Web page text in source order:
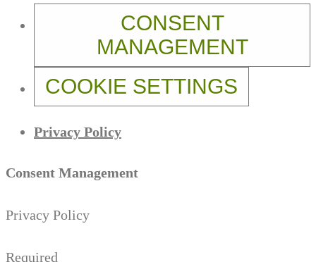
CONSENT
MANAGEMENT
COOKIE SETTINGS
Privacy Policy
Consent Management
Privacy Policy
Required